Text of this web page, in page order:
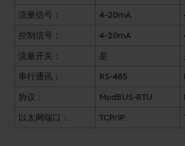
流量信号： 4-20mA
控制信号： 4-20mA
流量开关： 是
串行通讯： RS-485
协议： ModBUS-RTU
以太网端口： TCP/IP